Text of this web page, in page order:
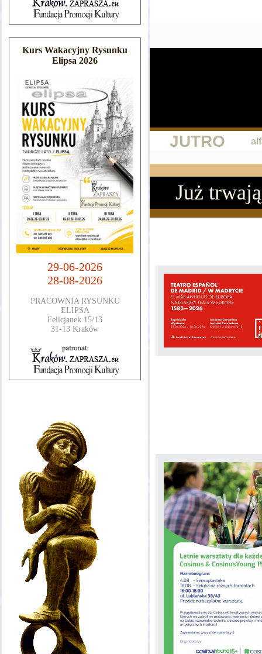
Kurs Wakacyjny Rysunku
Elipsa 2026
29-06-2026
28-08-2026
PRACOWNIA RYSUNKU
ELIPSA
Felicjanek 15/13
31-13 Kraków
JUTRO
Już